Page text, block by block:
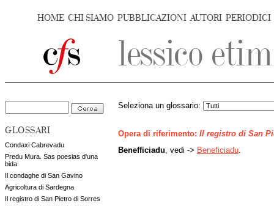
HOME CHI SIAMO PUBBLICAZIONI AUTORI PERIODICI
GLOSSARI
Condaxi Cabrevadu
Predu Mura. Sas poesias d'una
bida
Il condaghe di San Gavino
Agricoltura di Sardegna
Il registro di San Pietro di Sorres
Seleziona un glossario:
Opera di riferimento: Il registro di San
Benefficiadu , vedi -> Beneficiadu